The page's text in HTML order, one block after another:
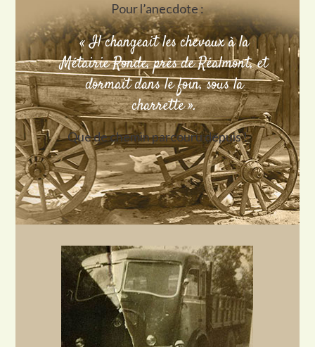
Pour l’anecdote :
« Il changeait les chevaux à la
Métairie Ronde, près de Réalmont, et
dormait dans le foin, sous la
charrette ».
Que de chemin parcouru depuis !